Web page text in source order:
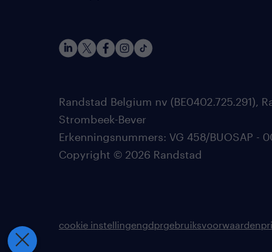
Randstad Belgium nv (BE0402.725.291),
Strombeek-Bever
Erkenningsnummers: VG 458/BUOSAP -
Copyright © 2026 Randstad
cookie instellingengdprgebruiksvoorwaarden